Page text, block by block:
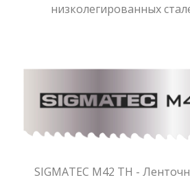
низколегированных
SIGMATEC M42 TH -